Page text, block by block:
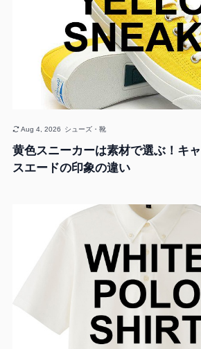
黄色スニーカーは素材で選ぶ！キ
スエードの印象の違い
Aug 4, 2026 シューズ・靴